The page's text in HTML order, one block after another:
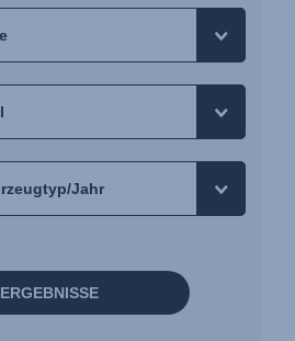
ERGEBNISSE